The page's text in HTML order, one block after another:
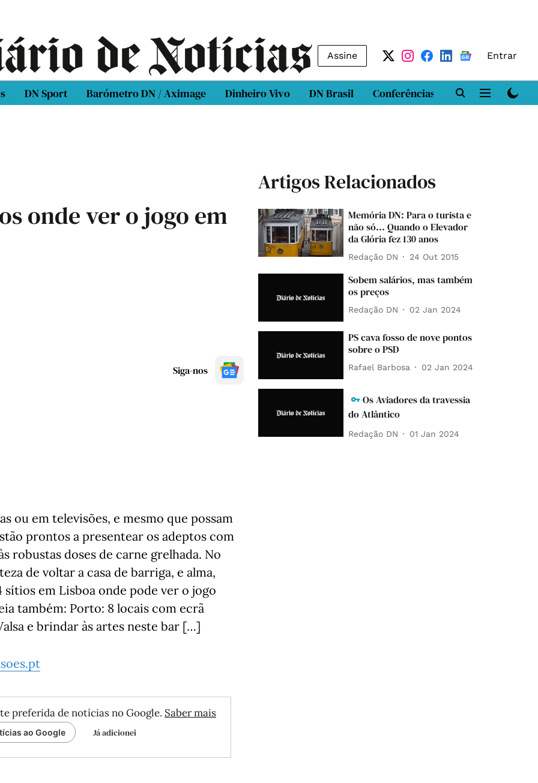
Assine Entrar
DN Sport Barómetro DN / Aximage Dinheiro Vivo DN Brasil Conferências DN LAB
onde ver o jogo em
Siga-nos
ou em televisões, e mesmo que possam
prontos a presentear os adeptos com
robustas doses de carne grelhada. No
de voltar a casa de barriga, e alma,
sítios em Lisboa onde pode ver o jogo
também: Porto: 8 locais com ecrã
e brindar às artes neste bar […]
preferida de notícias no Google. Saber mais
ao Google Já adicionei
Artigos Relacionados
Memória DN: Para o turista e
não só... Quando o Elevador
da Glória fez 130 anos
Redação DN 24 Out 2015
Sobem salários, mas também
os preços
Redação DN 02 Jan 2024
PS cava fosso de nove pontos
sobre o PSD
Rafael Barbosa 02 Jan 2024
Os Aviadores da travessia
do Atlântico
Redação DN 01 Jan 2024